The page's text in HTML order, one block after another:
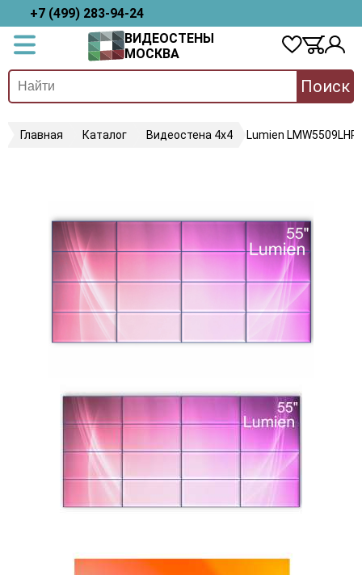
+7 (499) 283-94-24
ВИДЕОСТЕНЫ
МОСКВА
Поиск
Главная Каталог Видеостена 4х4 Lumien